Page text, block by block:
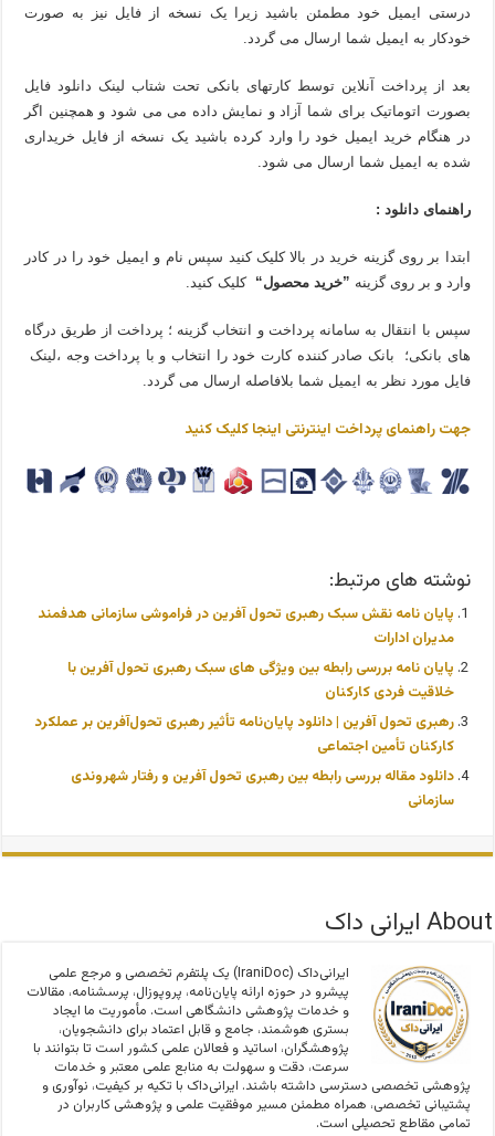
درستی ایمیل خود مطمئن باشید زیرا یک نسخه از فایل نیز به صورت
خودکار به ایمیل شما ارسال می گردد.
بعد از پرداخت آنلاین توسط کارتهای بانکی تحت شتاب لینک دانلود فایل
بصورت اتوماتیک برای شما آزاد و نمایش داده می می شود و همچنین اگر
در هنگام خرید ایمیل خود را وارد کرده باشید یک نسخه از فایل خریداری
شده به ایمیل شما ارسال می شود.
راهنمای دانلود :
ابتدا بر روی گزینه خرید در بالا کلیک کنید سپس نام و ایمیل خود را در کادر
وارد و بر روی گزینه ”خرید محصول“ کلیک کنید.
سپس با انتقال به سامانه پرداخت و انتخاب گزینه ؛ پرداخت از طریق درگاه
های بانکی؛ بانک صادر کننده کارت خود را انتخاب و با پرداخت وجه ،لینک
فایل مورد نظر به ایمیل شما بلافاصله ارسال می گردد.
جهت راهنمای پرداخت اینترنتی اینجا کلیک کنید
نوشته های مرتبط:
پایان نامه نقش سبک رهبری تحول آفرین در فراموشی سازمانی هدفمند
مدیران ادارات
پایان نامه بررسی رابطه بین ویژگی های سبک رهبری تحول آفرین با
خلاقیت فردی کارکنان
رهبری تحول‌ آفرین | دانلود پایان‌نامه تأثیر رهبری تحول‌آفرین بر عملکرد
کارکنان تأمین اجتماعی
دانلود مقاله بررسی رابطه بین رهبری تحول آفرین و رفتار شهروندی
سازمانی
About ایرانی داک
ایرانی‌داک (IraniDoc) یک پلتفرم تخصصی و مرجع علمی
پیشرو در حوزه ارائه پایان‌نامه، پروپوزال، پرسشنامه، مقالات
و خدمات پژوهشی دانشگاهی است. مأموریت ما ایجاد
بستری هوشمند، جامع و قابل اعتماد برای دانشجویان،
پژوهشگران، اساتید و فعالان علمی کشور است تا بتوانند با
سرعت، دقت و سهولت به منابع علمی معتبر و خدمات
پژوهشی تخصصی دسترسی داشته باشند. ایرانی‌داک با تکیه بر کیفیت، نوآوری و
پشتیبانی تخصصی، همراه مطمئن مسیر موفقیت علمی و پژوهشی کاربران در
تمامی مقاطع تحصیلی است.